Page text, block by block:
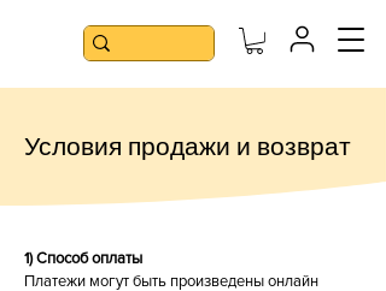
Условия продажи и возврат
1) Способ оплаты
Платежи могут быть произведены онлайн